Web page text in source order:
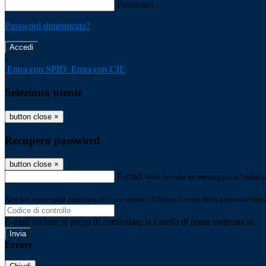
Password
Password dimenticata?
-
Entra con SPID Entra con CIE
Seleziona utente
button close ×
Recupero password
button close ×
E-mail Verrà inviato un messaggio
Non hai una e-mail associata al nome utente? Effettua il reset della password
E-mail inviata, si prega di controllare la casella di posta elettronica!
Errore